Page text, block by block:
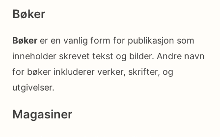
Bøker
Bøker er en vanlig form for publikasjon som
inneholder skrevet tekst og bilder. Andre navn
for bøker inkluderer verker, skrifter, og
utgivelser.
Magasiner